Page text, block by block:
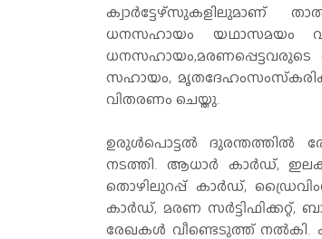
ക്വാര്‍ട്ടേഴ്സുകളിലുമാണ്
ധനസഹായം യഥാസമയം
ധനസഹായം,മരണപ്പെട്ടവരുടെ
സഹായം,
വിതരണം ചെയ്തു.
ഉരുള്‍പൊട്ടല്‍ ദുരന്തത്തില്‍
നടത്തി. ആധാര്‍ കാര്‍ഡ്,
തൊഴിലുറപ്പ് കാര്‍ഡ്,
കാര്‍ഡ്, മരണ
രേഖകള്‍ വീണ്ടെടുത്ത് നല്‍കി.